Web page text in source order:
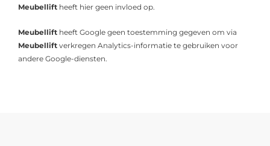
Meubellift heeft hier geen invloed op.
Meubellift heeft Google geen toestemming gegeven om via
Meubellift verkregen Analytics-informatie te gebruiken voor
andere Google-diensten.